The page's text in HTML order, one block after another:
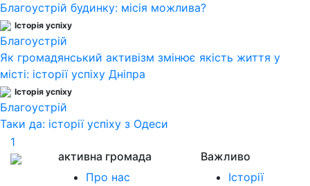
Благоустрій будинку: місія можлива?
Історія успіху
Благоустрій
Як громадянський активізм змінює якість життя у
місті: історії успіху Дніпра
Історія успіху
Благоустрій
Таки да: історії успіху з Одеси
1
активна громада
Про нас
Важливо
Історії